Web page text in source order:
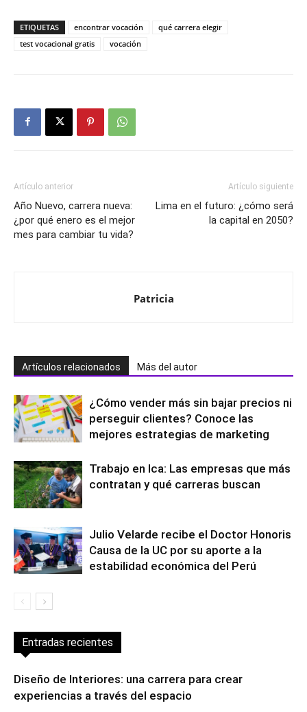
ETIQUETAS encontrar vocación
qué carrera elegir
test vocacional gratis
vocación
Artículo anterior
Año Nuevo, carrera nueva:
¿por qué enero es el mejor
mes para cambiar tu vida?
Artículo siguiente
Lima en el futuro: ¿cómo será
la capital en 2050?
Patricia
Artículos relacionados Más del autor
¿Cómo vender más sin bajar precios ni
perseguir clientes? Conoce las
mejores estrategias de marketing
Trabajo en Ica: Las empresas que más
contratan y qué carreras buscan
Julio Velarde recibe el Doctor Honoris
Causa de la UC por su aporte a la
estabilidad económica del Perú
Entradas recientes
Diseño de Interiores: una carrera para crear
experiencias a través del espacio